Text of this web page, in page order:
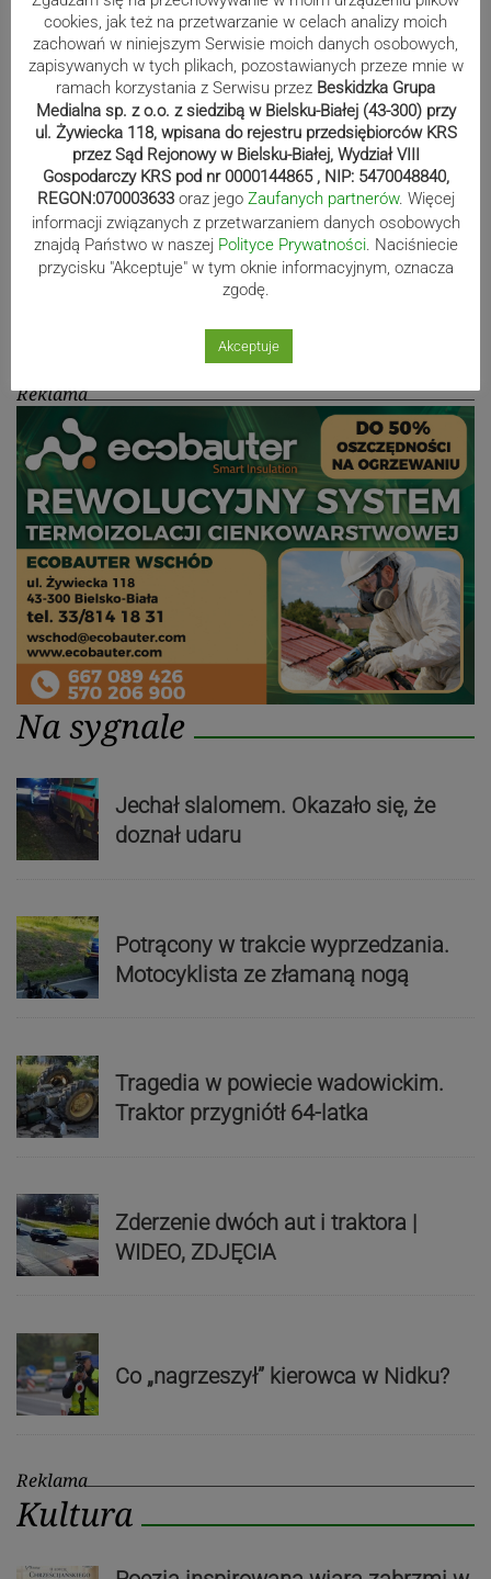
działo! SZCZEGÓŁOWY PROGRAM
Kaniów stolicą europejskiego kajak
polo. Kilkadziesiąt drużyn z całej
Europy rywalizowało przez trzy dni
Nakamura z dubletem w Wiśle.
Dyskwalifikacja Waszka zmieniła
Reklama
Na sygnale
Jechał slalomem. Okazało się, że
doznał udaru
Potrącony w trakcie wyprzedzania.
Motocyklista ze złamaną nogą
Tragedia w powiecie wadowickim.
Traktor przygniótł 64-latka
Zderzenie dwóch aut i traktora |
WIDEO, ZDJĘCIA
Co „nagrzeszył” kierowca w Nidku?
Reklama
Kultura
cookies, jak też na przetwarzanie w celach analizy moich
zachowań w niniejszym Serwisie moich danych osobowych,
zapisywanych w tych plikach, pozostawianych przeze mnie w
ramach korzystania z Serwisu przez Beskidzka Grupa
Medialna sp. z o.o. z siedzibą w Bielsku-Białej (43-300) przy
ul. Żywiecka 118, wpisana do rejestru przedsiębiorców KRS
przez Sąd Rejonowy w Bielsku-Białej, Wydział VIII
Gospodarczy KRS pod nr 0000144865 , NIP: 5470048840,
REGON:070003633 oraz jego Zaufanych partnerów. Więcej
informacji związanych z przetwarzaniem danych osobowych
znajdą Państwo w naszej Polityce Prywatności. Naciśniecie
przycisku "Akceptuje" w tym oknie informacyjnym, oznacza
zgodę.
Akceptuje